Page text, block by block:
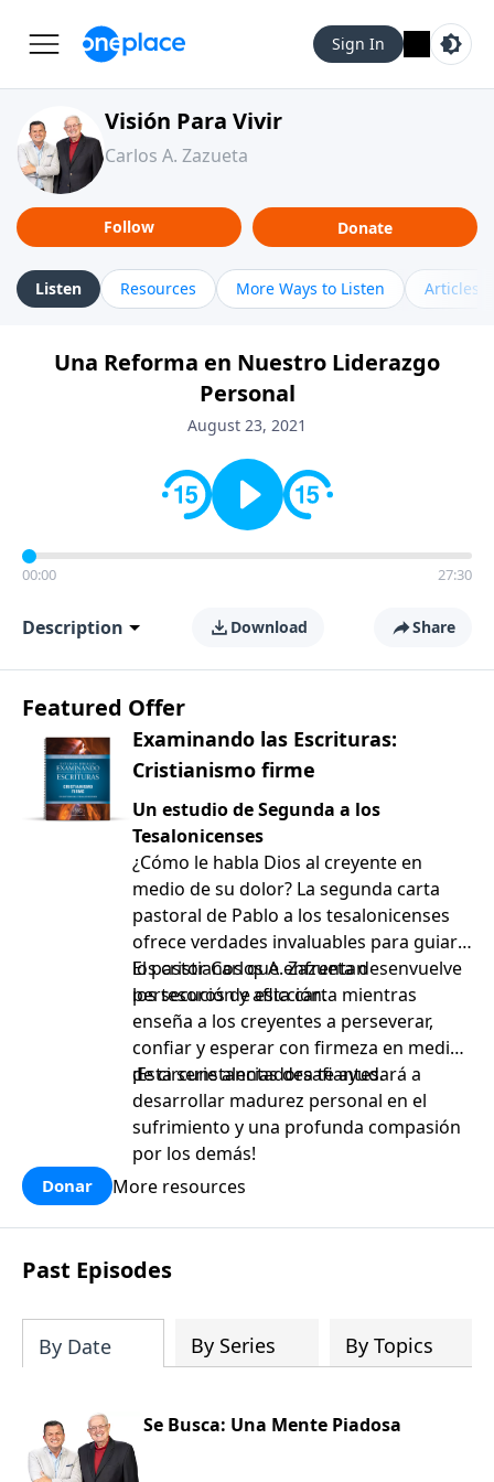
Sign In
Visión Para Vivir
Carlos A. Zazueta
Follow Donate
Listen Resources More Ways to Listen Articles
Una Reforma en Nuestro Liderazgo
Personal
August 23, 2021
00:00 27:30
Description Download Share
Featured Offer
Examinando las Escrituras:
Cristianismo firme
Un estudio de Segunda a los
Tesalonicenses
¿Cómo le habla Dios al creyente en
medio de su dolor? La segunda carta
pastoral de Pablo a los tesalonicenses
ofrece verdades invaluables para guiar a
los cristianos que enfrentan
persecución y aflicción.
El pastor Carlos A. Zazueta desenvuelve
los tesoros de esta carta mientras
enseña a los creyentes a perseverar,
confiar y esperar con firmeza en medio
de circunstancias desafiantes.
¡Esta serie alentadora te ayudará a
desarrollar madurez personal en el
sufrimiento y una profunda compasión
por los demás!
Donar More resources
Past Episodes
By Date By Series By Topics
Se Busca: Una Mente Piadosa